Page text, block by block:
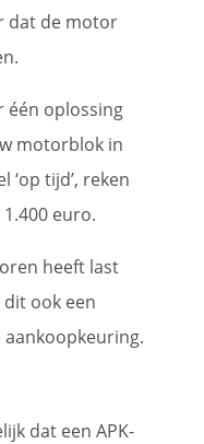
dat de motor
één oplossing
motorblok in
‘op tijd’, reken
euro.
heeft last
ook een
dat een APK-